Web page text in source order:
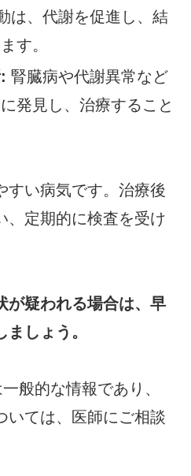
は、代謝を促進し、結
す。
腎臓病や代謝異常など
発見し、治療すること
すい病気です。治療後
、定期的に検査を受け
が疑われる場合は、早
しょう。
般的な情報であり、
いては、医師にご相談